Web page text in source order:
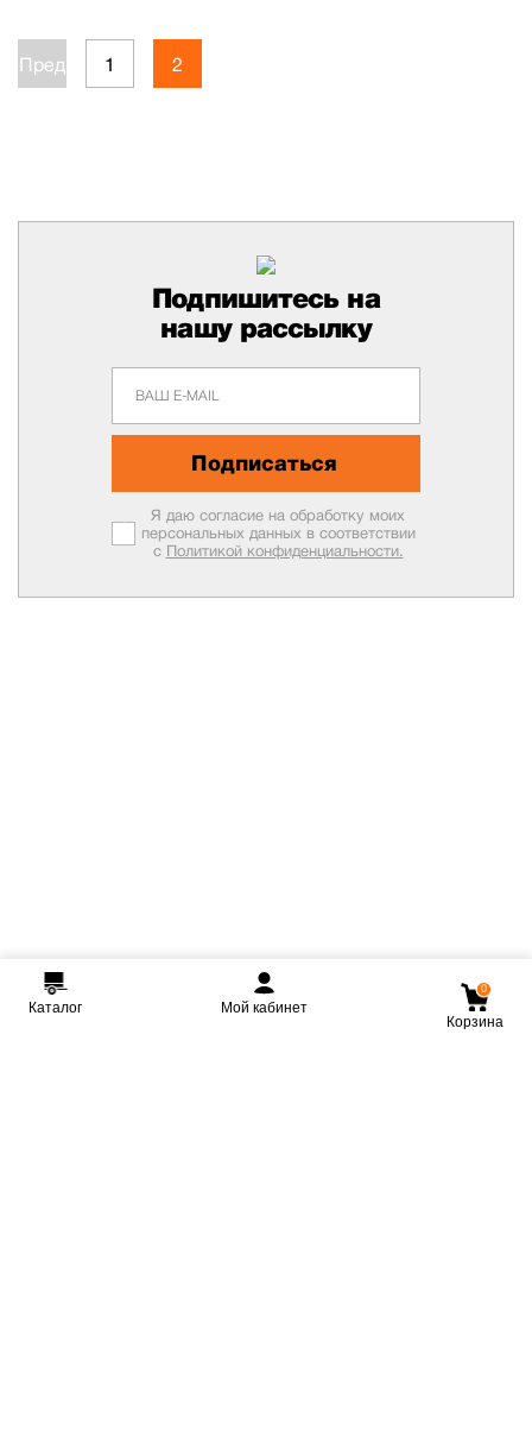
Пред. 1 2
Подпишитесь на
нашу рассылку
Подписаться
Я даю согласие на обработку моих
персональных данных в соответствии
с Политикой конфиденциальности.
Каталог Мой кабинет
0
Корзина